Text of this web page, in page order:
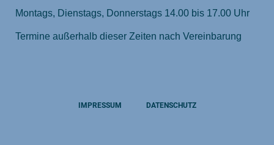
Montags, Dienstags, Donnerstags 14.00 bis 17.00 Uhr
Termine außerhalb dieser Zeiten nach Vereinbarung
IMPRESSUM DATENSCHUTZ